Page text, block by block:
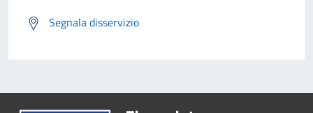
Segnala disservizio